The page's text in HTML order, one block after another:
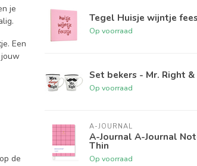
je
Een
de
Tegel Huisje wijntje
Op voorraad
Set bekers - Mr. Right
Op voorraad
A-JOURNAL
A-Journal A-Journal
Thin
Op voorraad